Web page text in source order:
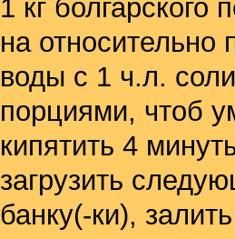
1 кг болгарского
на относительно
воды с 1 ч.л.
порциями, чтоб
кипятить 4
загрузить
банку(-ки),